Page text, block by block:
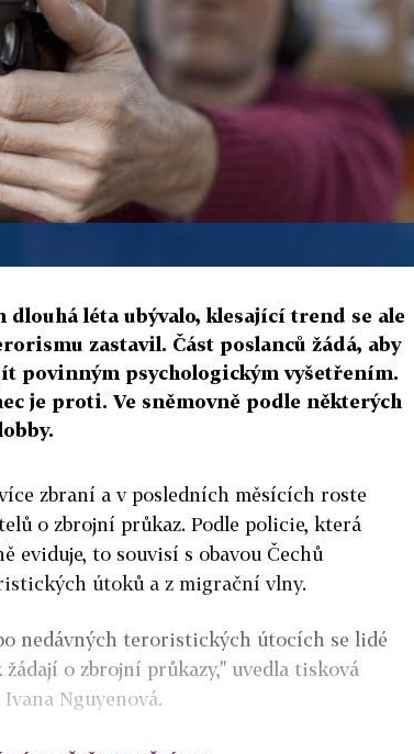
dlouhá léta ubývalo, klesající trend se ale
zastavil. Část poslanců žádá, aby
povinným psychologickým vyšetřením.
je proti. Ve sněmovně podle některých
zbraní a v posledních měsících roste
o zbrojní průkaz. Podle policie, která
eviduje, to souvisí s obavou Čechů
útoků a z migrační vlny.
nedávných teroristických útocích se lidé
o zbrojní průkazy," uvedla tisková
Nguyenová.